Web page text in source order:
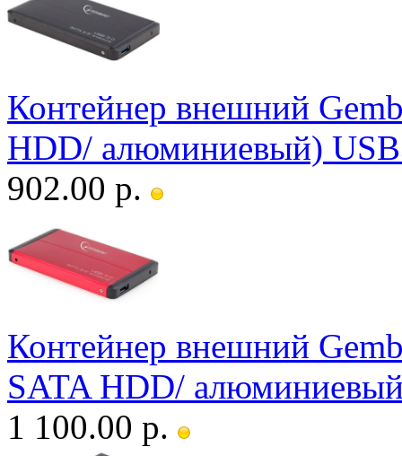
Контейнер внешний
HDD/ алюминиевый)
902.00 р.
Контейнер внешний
SATA HDD/
1 100.00 р.